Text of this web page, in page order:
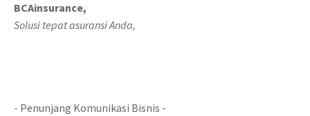
BCAinsurance,
Solusi tepat asuransi Anda,
- Penunjang Komunikasi Bisnis -